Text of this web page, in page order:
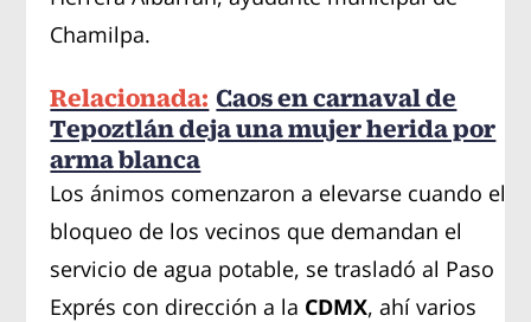
Chamilpa.
Relacionada: Caos en carnaval de
Tepoztlán deja una mujer herida por
arma blanca
Los ánimos comenzaron a elevarse cuando el
bloqueo de los vecinos que demandan el
servicio de agua potable, se trasladó al Paso
Exprés con dirección a la CDMX, ahí varios